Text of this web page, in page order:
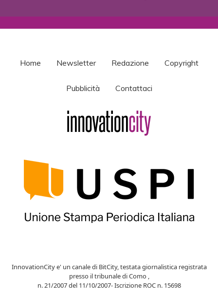
Home Newsletter Redazione Copyright
Pubblicità Contattaci
InnovationCity e' un canale di BitCity, testata giornalistica registrata
presso il tribunale di Como ,
n. 21/2007 del 11/10/2007- Iscrizione ROC n. 15698